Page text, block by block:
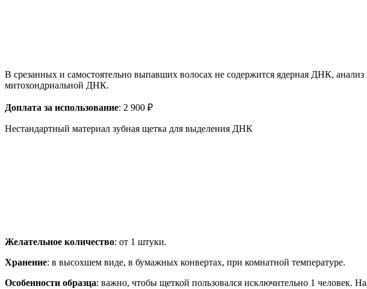
В срезанных и самостоятельно выпавших волосах не содержится ядерная ДНК,
митохондриальной ДНК.
Доплата за использование: 2 900 ₽
Нестандартный материал зубная щетка для выделения ДНК
Желательное количество: от 1 штуки.
Хранение: в высохшем виде, в бумажных конвертах, при комнатной температуре.
Особенности образца: важно, чтобы щеткой пользовался исключительно 1 человек.